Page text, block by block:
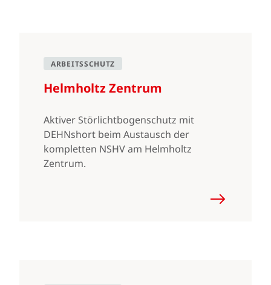
ARBEITSSCHUTZ
Helmholtz Zentrum
Aktiver Störlichtbogenschutz mit
DEHNshort beim Austausch der
kompletten NSHV am Helmholtz
Zentrum.